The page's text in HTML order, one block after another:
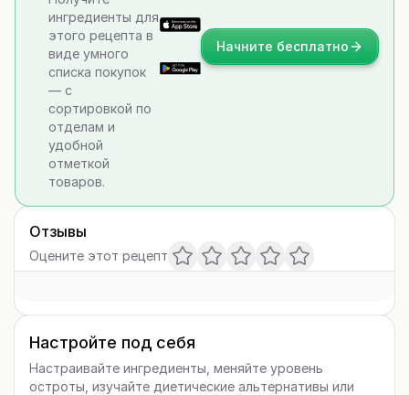
ингредиенты для
этого рецепта в
виде умного
списка покупок
— с
сортировкой по
отделам и
удобной
отметкой
товаров.
Начните бесплатно
Отзывы
Оцените этот рецепт
Настройте под себя
Настраивайте ингредиенты, меняйте уровень
остроты, изучайте диетические альтернативы или